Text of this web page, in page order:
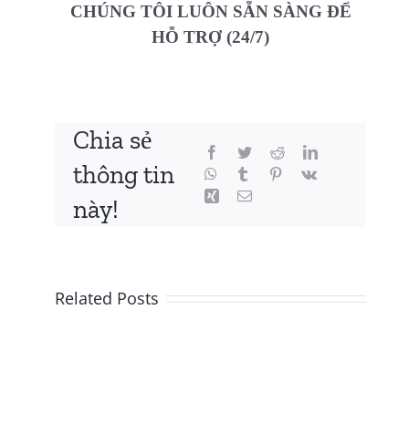
CHÚNG TÔI LUÔN SẴN SÀNG ĐỂ
HỖ TRỢ (24/7)
Chia sẻ
thông tin
này!
Related Posts